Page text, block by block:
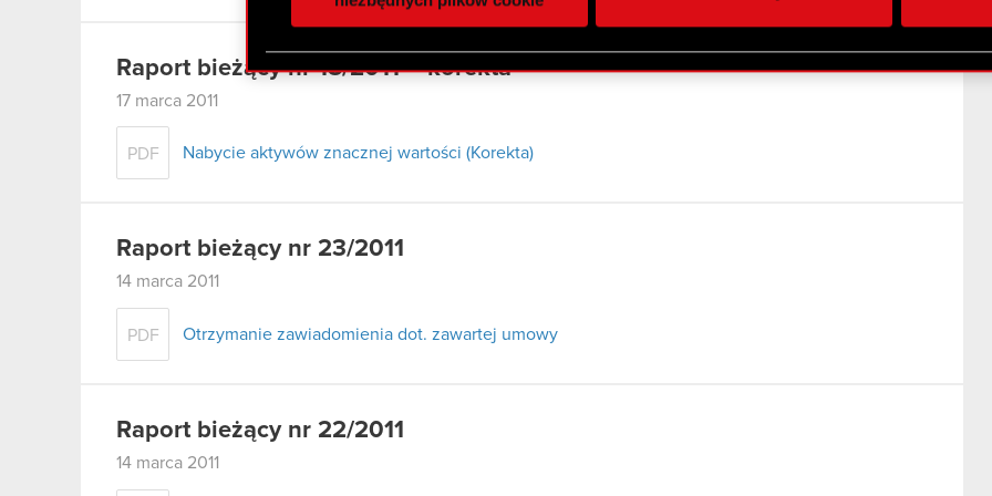
otrzymanymi od Ciebie lub uzyskanymi podczas korzystania z ich usług. Kontynuując
zgadasz się na używanie plików cookie.
Raport bieżący nr 18/2011 – korekta
17 marca 2011
PDF Nabycie aktywów znacznej wartości (Korekta)
Raport bieżący nr 23/2011
14 marca 2011
PDF Otrzymanie zawiadomienia dot. zawartej umowy
Raport bieżący nr 22/2011
14 marca 2011